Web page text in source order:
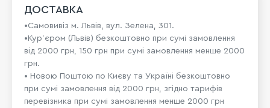
ДОСТАВКА
•Самовивіз м. Львів, вул. Зелена, 301.
•Кур'єром (Львів) безкоштовно при сумі замовлення
від 2000 грн, 150 грн при сумі замовлення менше 2000
грн.
• Новою Поштою по Києву та Україні безкоштовно
при сумі замовлення від 2000 грн, згідно тарифів
перевізника при сумі замовлення менше 2000 грн